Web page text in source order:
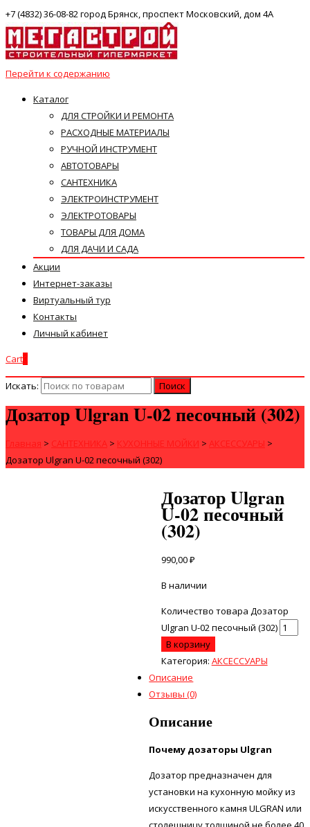
+7 (4832) 36-08-82 город Брянск, проспект Московский, дом 4А
Перейти к содержанию
Каталог
ДЛЯ СТРОЙКИ И РЕМОНТА
РАСХОДНЫЕ МАТЕРИАЛЫ
РУЧНОЙ ИНСТРУМЕНТ
АВТОТОВАРЫ
САНТЕХНИКА
ЭЛЕКТРОИНСТРУМЕНТ
ЭЛЕКТРОТОВАРЫ
ТОВАРЫ ДЛЯ ДОМА
ДЛЯ ДАЧИ И САДА
Акции
Интернет-заказы
Виртуальный тур
Контакты
Личный кабинет
Cart
Искать:
Дозатор Ulgran U-02 песочный (302)
Главная > САНТЕХНИКА > КУХОННЫЕ МОЙКИ > АКСЕССУАРЫ >
Дозатор Ulgran U-02 песочный (302)
Дозатор Ulgran
U-02 песочный
(302)
990,00₽
В наличии
Количество товара Дозатор
Ulgran U-02 песочный (302)
В корзину
Категория: АКСЕССУАРЫ
Описание
Отзывы (0)
Описание
Почему дозаторы Ulgran
Дозатор предназначен для
установки на кухонную мойку из
искусственного камня ULGRAN или